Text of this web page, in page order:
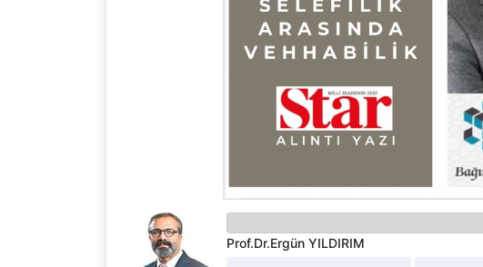
Prof.Dr.Ergün YILDIRIM